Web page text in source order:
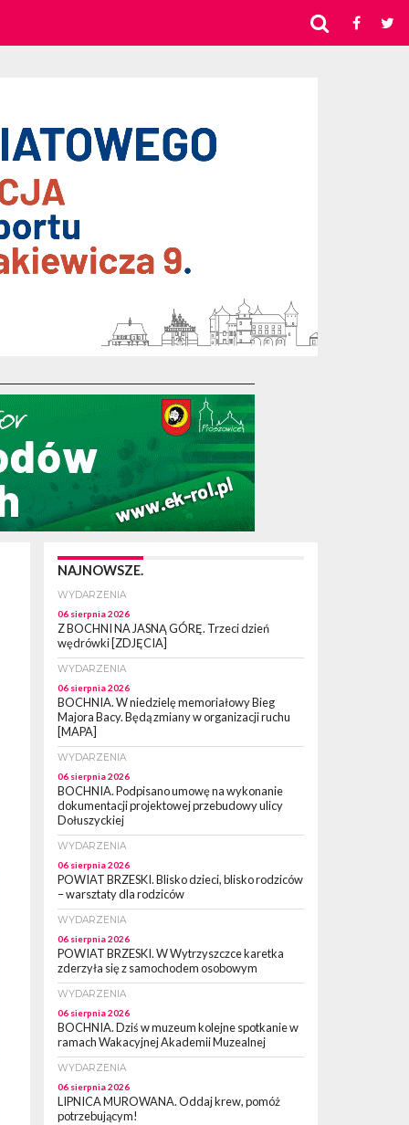
NAJNOWSZE.
WYDARZENIA
06 sierpnia 2026
Z BOCHNI NA JASNĄ GÓRĘ. Trzeci dzień
wędrówki [ZDJĘCIA]
WYDARZENIA
06 sierpnia 2026
BOCHNIA. W niedzielę memoriałowy Bieg
Majora Bacy. Będą zmiany w organizacji ruchu
[MAPA]
WYDARZENIA
06 sierpnia 2026
BOCHNIA. Podpisano umowę na wykonanie
dokumentacji projektowej przebudowy ulicy
Dołuszyckiej
WYDARZENIA
06 sierpnia 2026
POWIAT BRZESKI. Blisko dzieci, blisko rodziców
– warsztaty dla rodziców
WYDARZENIA
06 sierpnia 2026
POWIAT BRZESKI. W Wytrzyszczce karetka
zderzyła się z samochodem osobowym
WYDARZENIA
06 sierpnia 2026
BOCHNIA. Dziś w muzeum kolejne spotkanie w
ramach Wakacyjnej Akademii Muzealnej
WYDARZENIA
06 sierpnia 2026
LIPNICA MUROWANA. Oddaj krew, pomóż
potrzebującym!